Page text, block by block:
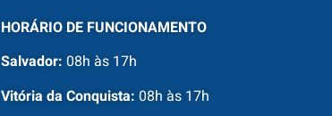
HORÁRIO DE FUNCIONAMENTO
Salvador: 08h às 17h
Vitória da Conquista: 08h às 17h